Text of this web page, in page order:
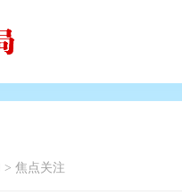
> 焦点关注